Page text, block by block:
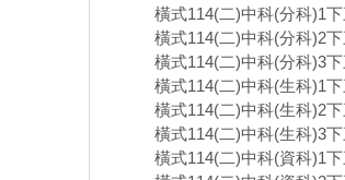
橫式114(二)中科(分科)1
橫式114(二)中科(分科)2
橫式114(二)中科(分科)3
橫式114(二)中科(生科)1
橫式114(二)中科(生科)2
橫式114(二)中科(生科)3
橫式114(二)中科(資科)1